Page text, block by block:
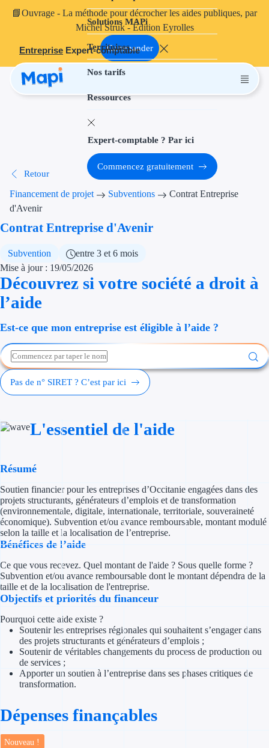
📘Ouvrage - La méthode pour décrocher les aides publiques, par
Michel Struk - Édition Eyrolles
Commander
Entreprise Expert-comptable
Solutions MAPi
Territoires
Nos tarifs
Ressources
Projets finançables
Aides à
Aides
Thématiques
Financement
Économies
Création
Aides sans
Subventions
Réduction des
Aides Fiscales et
Crédits &
Expert-comptable ? Par ici
Commencez gratuitement
Retour
Financement de projet Subventions
Contrat Entreprise
d'Avenir
Contrat Entreprise d'Avenir
Subvention
entre 3 et 6 mois
Mise à jour : 19/05/2026
Découvrez si votre société a droit à
l’aide
Est-ce que mon entreprise est éligible à l’aide ?
Pas de n° SIRET ? C’est par ici
L'essentiel de l'aide
Résumé
Soutien financier pour les entreprises d’Occitanie engagées dans des
projets structurants, générateurs d’emplois et de transformation
(environnementale, digitale, internationale, territoriale, souveraineté
économique). Subvention et/ou avance remboursable, montant modulé
selon la taille et la localisation de l’entreprise.
Bénéfices de l’aide
Ce que vous recevez. Quel montant de l'aide ? Sous quelle forme ?
Subvention et/ou avance remboursable dont le montant dépendra de la
taille et de la localisation de l'entreprise.
Objectifs et priorités du financeur
Pourquoi cette aide existe ?
Soutenir les entreprises régionales qui souhaitent s’engager dans
des projets structurants et générateurs d’emplois ;
Soutenir de véritables changements du process de production ou
de services ;
Apporter un soutien à l’entreprise dans ses phases critiques de
transformation.
Dépenses finançables
Nouveau !